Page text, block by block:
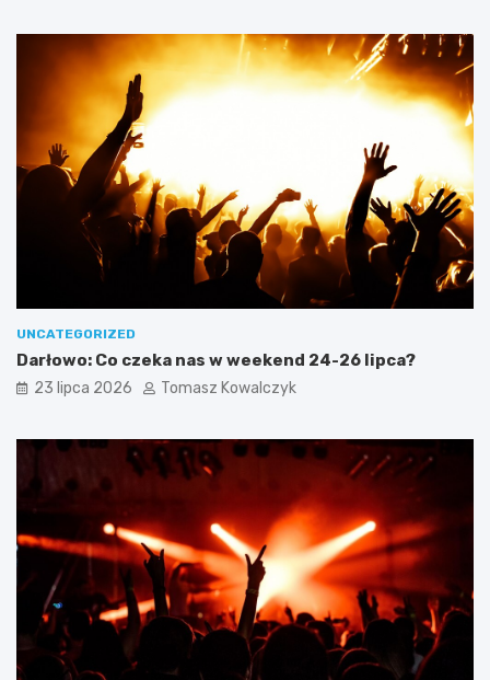
UNCATEGORIZED
Darłowo: Co czeka nas w weekend 24-26 lipca?
23 lipca 2026 Tomasz Kowalczyk